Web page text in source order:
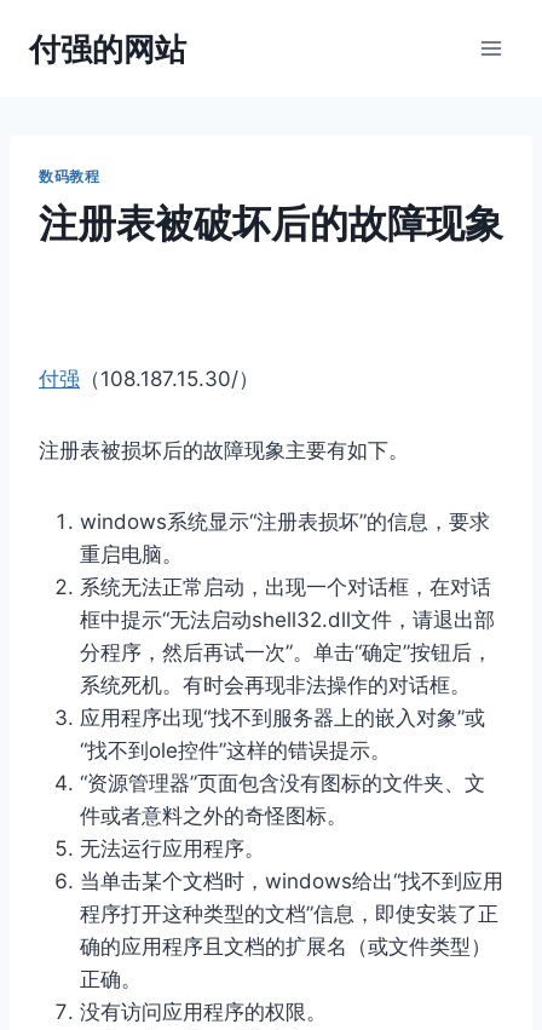
付强的网站
数码教程
注册表被破坏后的故障现象
付强 （108.187.15.30/）
注册表被损坏后的故障现象主要有如下。
windows系统显示“注册表损坏”的信息，要求
重启电脑。
系统无法正常启动，出现一个对话框，在对话
框中提示“无法启动shell32.dll文件，请退出部
分程序，然后再试一次”。单击“确定”按钮后，
系统死机。有时会再现非法操作的对话框。
应用程序出现“找不到服务器上的嵌入对象”或
“找不到ole控件”这样的错误提示。
“资源管理器”页面包含没有图标的文件夹、文
件或者意料之外的奇怪图标。
无法运行应用程序。
当单击某个文档时，windows给出“找不到应用
程序打开这种类型的文档”信息，即使安装了正
确的应用程序且文档的扩展名（或文件类型）
正确。
没有访问应用程序的权限。